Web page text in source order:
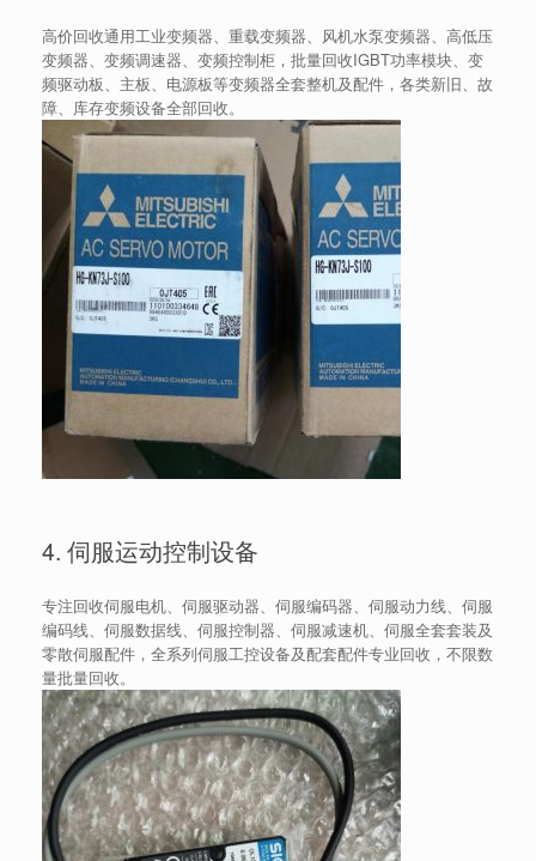
高价回收通用工业变频器、重载变频器、风机水泵变频器、高低压
变频器、变频调速器、变频控制柜，批量回收IGBT功率模块、变
频驱动板、主板、电源板等变频器全套整机及配件，各类新旧、故
障、库存变频设备全部回收。
4. 伺服运动控制设备
专注回收伺服电机、伺服驱动器、伺服编码器、伺服动力线、伺服
编码线、伺服数据线、伺服控制器、伺服减速机、伺服全套套装及
零散伺服配件，全系列伺服工控设备及配套配件专业回收，不限数
量批量回收。